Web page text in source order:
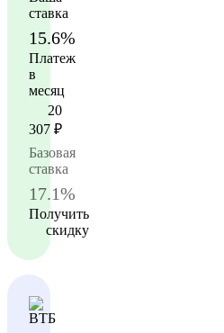
ставка
15.6%
Платеж
в
месяц
20
307 ₽
Базовая
ставка
17.1%
Получить
скидку